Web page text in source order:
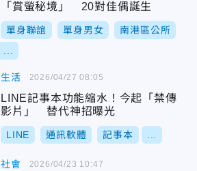
「賞螢秘境」 20對佳偶誕生
單身聯誼 單身男女 南港區公所
生活
LINE記事本功能縮水！今起「禁傳
影片」 替代神招曝光
LINE 通訊軟體 記事本
2026/04/27 08:05
社會 2026/04/23 10:47